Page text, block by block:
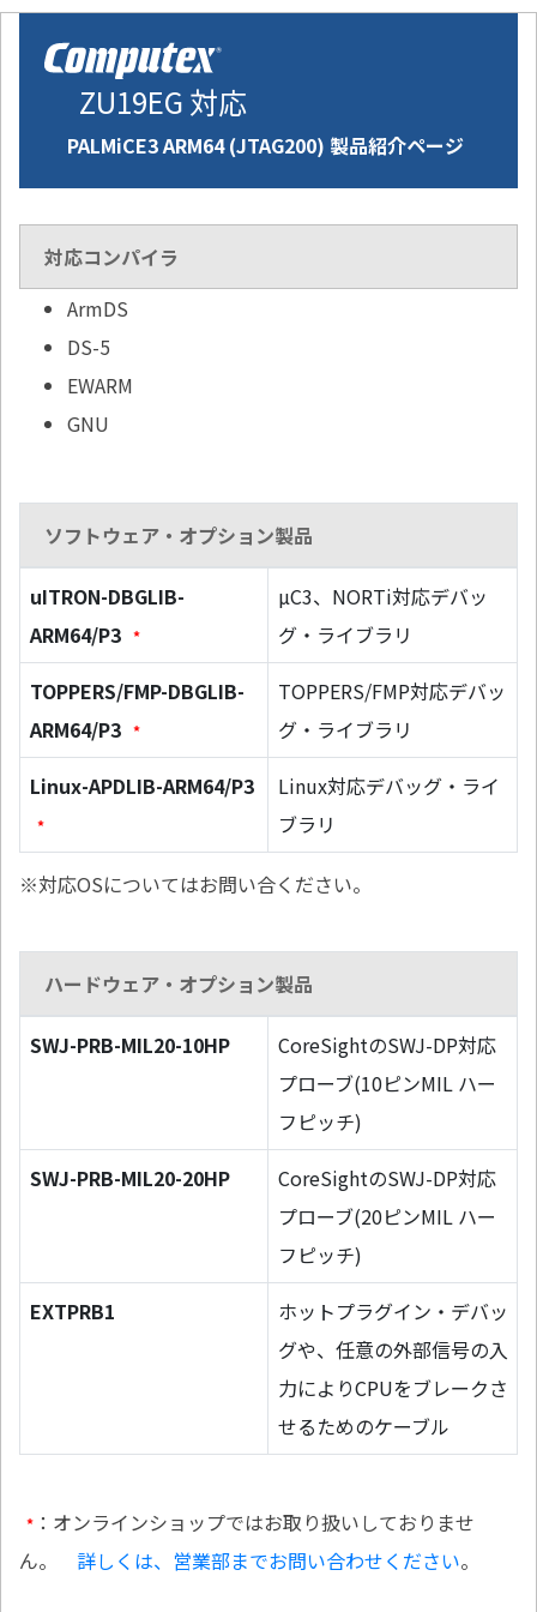
ZU19EG 対応
PALMiCE3 ARM64 (JTAG200) 製品紹介ページ
対応コンパイラ
ArmDS
DS-5
EWARM
GNU
ソフトウェア・オプション製品
uITRON-DBGLIB-
ARM64/P3 *
µC3、NORTi対応デバッ
グ・ライブラリ
TOPPERS/FMP-DBGLIB-
ARM64/P3 *
TOPPERS/FMP対応デバッ
グ・ライブラリ
Linux-APDLIB-ARM64/P3
*
Linux対応デバッグ・ライ
ブラリ
※対応OSについてはお問い合ください。
ハードウェア・オプション製品
SWJ-PRB-MIL20-10HP
CoreSightのSWJ-DP対応
プローブ(10ピンMIL ハー
フピッチ)
SWJ-PRB-MIL20-20HP
CoreSightのSWJ-DP対応
プローブ(20ピンMIL ハー
フピッチ)
EXTPRB1
ホットプラグイン・デバッ
グや、任意の外部信号の入
力によりCPUをブレークさ
せるためのケーブル
* ：オンラインショップではお取り扱いしておりませ
ん。 詳しくは、営業部までお問い合わせください。